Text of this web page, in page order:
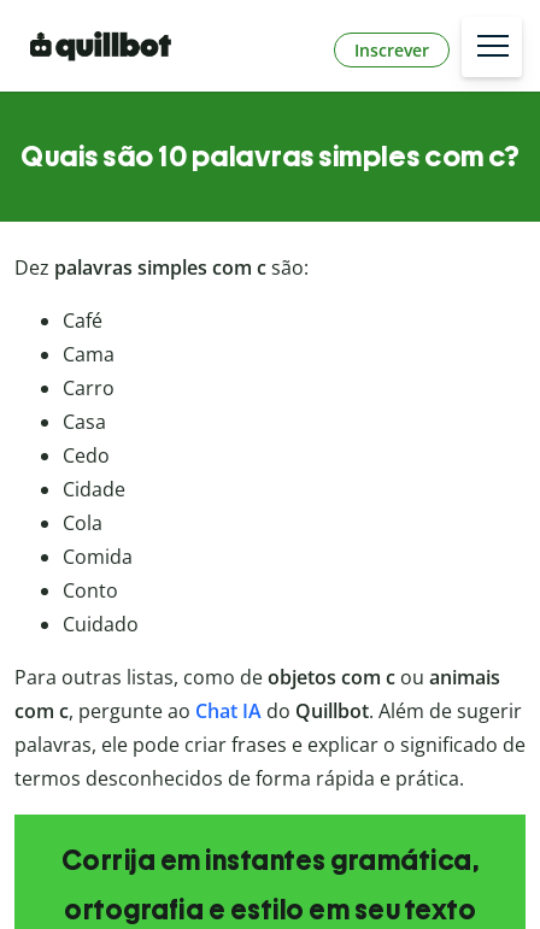
Inscrever
Quais são 10 palavras simples com c?
Dez palavras simples com csão:
Café
Cama
Carro
Casa
Cedo
Cidade
Cola
Comida
Conto
Cuidado
Para outras listas, como deobjetos com c ou animais
com c, pergunte ao Chat IA do Quillbot. Além de sugerir
palavras, ele pode criar frases e explicar o significado de
termos desconhecidos de forma rápida e prática.
Corrija em instantes gramática,
ortografia e estilo em seu texto